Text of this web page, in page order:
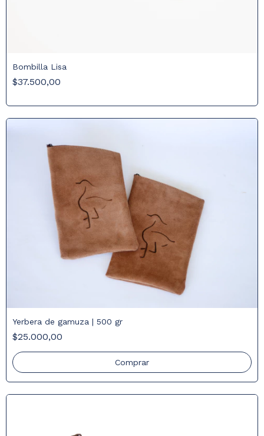
Bombilla Lisa
$37.500,00
Yerbera de gamuza | 500 gr
$25.000,00